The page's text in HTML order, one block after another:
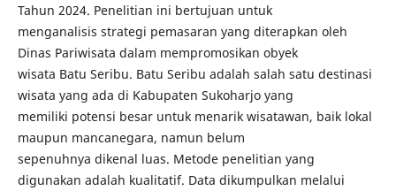
Tahun 2024. Penelitian ini bertujuan untuk
menganalisis strategi pemasaran yang diterapkan oleh
Dinas Pariwisata dalam mempromosikan obyek
wisata Batu Seribu. Batu Seribu adalah salah satu destinasi
wisata yang ada di Kabupaten Sukoharjo yang
memiliki potensi besar untuk menarik wisatawan, baik lokal
maupun mancanegara, namun belum
sepenuhnya dikenal luas. Metode penelitian yang
digunakan adalah kualitatif. Data dikumpulkan melalui